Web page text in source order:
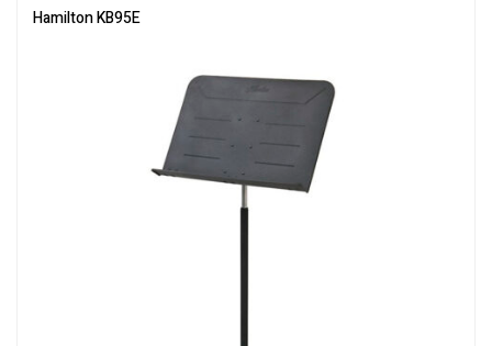
Hamilton KB95E